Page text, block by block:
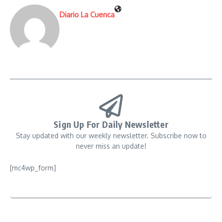
Diario La Cuenca
Sign Up For Daily Newsletter
Stay updated with our weekly newsletter. Subscribe now to
never miss an update!
[mc4wp_form]